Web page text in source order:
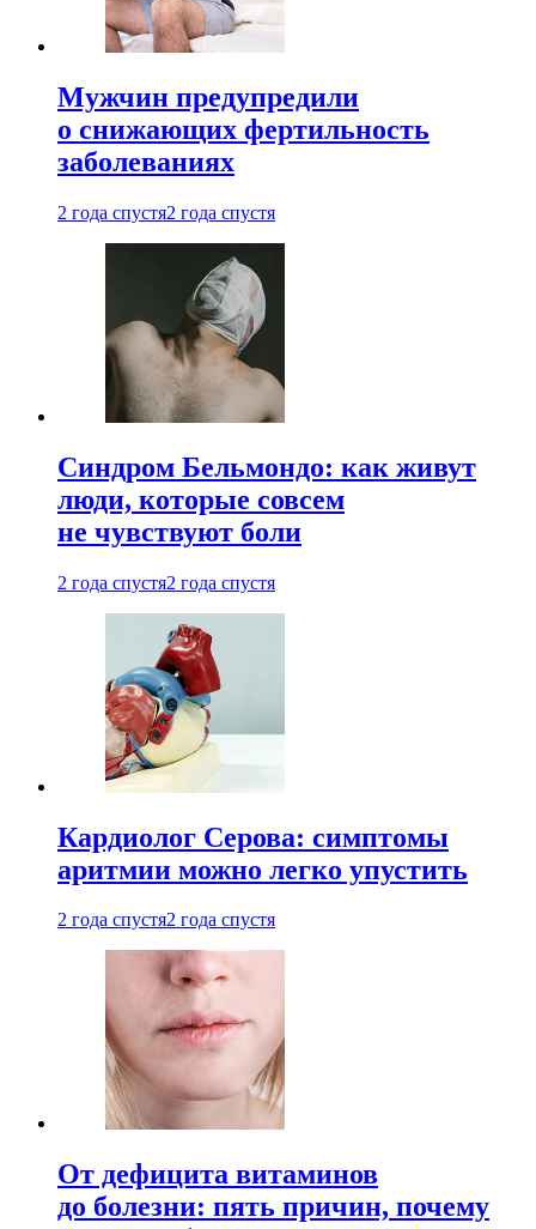
Мужчин предупредили
о снижающих фертильность
заболеваниях
2 года спустя2 года спустя
Синдром Бельмондо: как живут
люди, которые совсем
не чувствуют боли
2 года спустя2 года спустя
Кардиолог Серова: симптомы
аритмии можно легко упустить
2 года спустя2 года спустя
От дефицита витаминов
до болезни: пять причин, почему